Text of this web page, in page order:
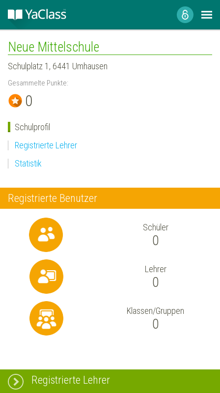
Neue Mittelschule
Schulplatz 1, 6441 Umhausen
Gesammelte Punkte:
0
Schulprofil
Registrierte Lehrer
Statistik
Registrierte Benutzer
Schüler
0
Lehrer
0
Klassen/Gruppen
0
Registrierte Lehrer